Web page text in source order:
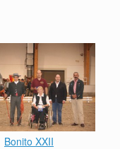
Bonito XXII